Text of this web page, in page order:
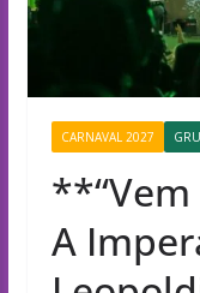
CARNAVAL 2027
A